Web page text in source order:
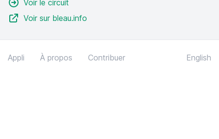
Voir le circuit
Voir sur bleau.info
Appli À propos Contribuer English